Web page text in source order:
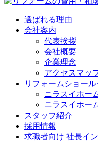
選ばれる理由
会社案内
代表挨拶
会社概要
企業理念
アクセスマッ
リフォームショール
ニラスイホー
ニラスイホー
スタッフ紹介
採用情報
求職者向け 社長イ